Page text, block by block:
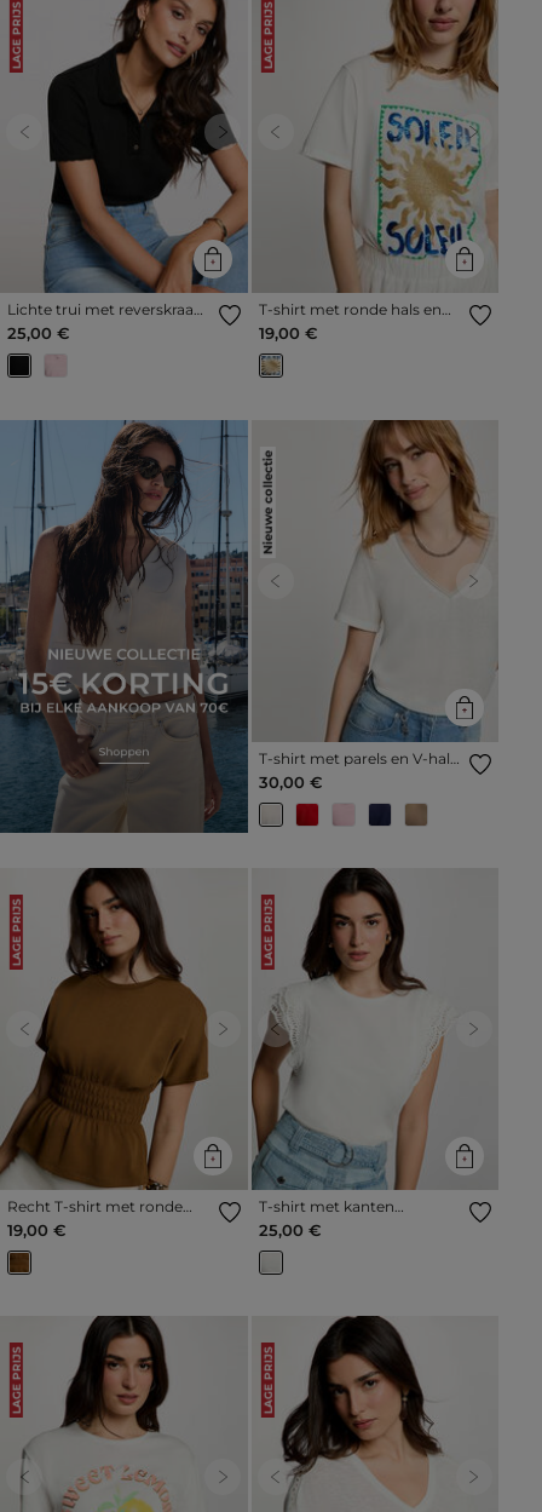
LAGE PRIJS
Previous Next
Lichte trui met reverskraag
zwart vrouw
25,00 €
LAGE PRIJS
Previous Next
T-shirt met ronde hals en
print helder wit vrouw
19,00 €
Nieuwe collectie
Previous Next
T-shirt met parels en V-hals
helder wit vrouw
30,00 €
LAGE PRIJS
Previous Next
Recht T-shirt met ronde
hals camel vrouw
19,00 €
LAGE PRIJS
Previous Next
T-shirt met kanten
mouwen helder wit vrouw
25,00 €
LAGE PRIJS
Previous Next
LAGE PRIJS
Previous Next